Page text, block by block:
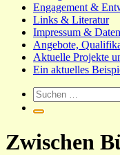
Engagement &
Links & Literatur
Impressum &
Angebote,
Aktuelle Projekte
Ein aktuelles
Zwischen